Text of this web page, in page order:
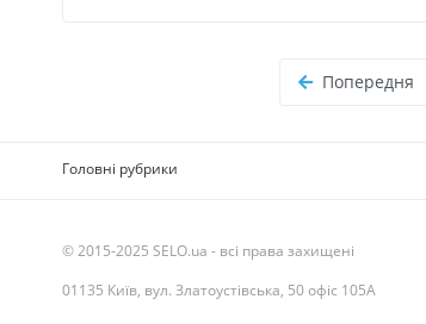
Попередня
Головні рубрики
© 2015-2025 SELO.ua - всі права захищені
01135 Київ, вул. Златоустівська, 50 офіс 105А